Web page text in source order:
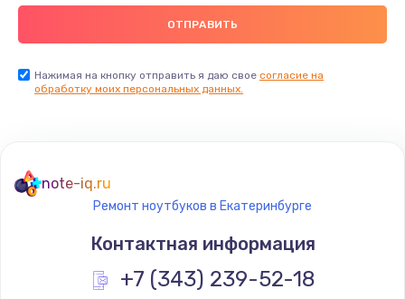
Заказать
Настройка BIOS
1490 руб.
Заказать
Нажимая на кнопку отправить я даю свое согласие на
обработку моих персональных данных.
note-iq.ru
Ремонт ноутбуков в Екатеринбурге
Контактная информация
+7 (343) 239-52-18